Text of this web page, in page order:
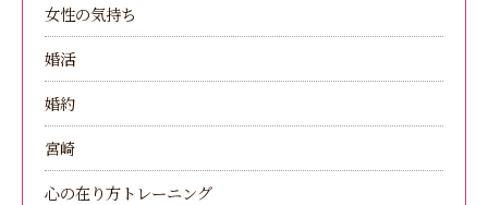
女性の気持ち
婚活
婚約
宮崎
心の在り方トレーニング